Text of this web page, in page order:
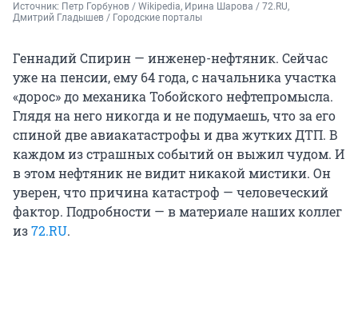
Источник: Петр Горбунов / Wikipedia, Ирина Шарова / 72.RU,
Дмитрий Гладышев / Городские порталы
Геннадий Спирин — инженер-нефтяник. Сейчас
уже на пенсии, ему 64 года, с начальника участка
«дорос» до механика Тобойского нефтепромысла.
Глядя на него никогда и не подумаешь, что за его
спиной две авиакатастрофы и два жутких ДТП. В
каждом из страшных событий он выжил чудом. И
в этом нефтяник не видит никакой мистики. Он
уверен, что причина катастроф — человеческий
фактор. Подробности — в материале наших коллег
из72.RU.